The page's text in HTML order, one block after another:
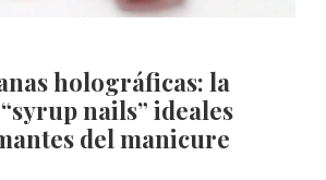
holográficas: la
nails” ideales
del manicure